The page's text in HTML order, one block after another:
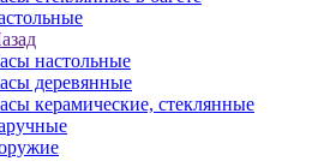
настольные
деревянные
керамические, стеклянные